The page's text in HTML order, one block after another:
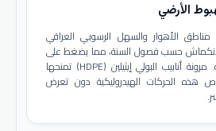
الأرضي
مناطق الأهوار والسهل الرسوبي العراقي
حسب فصول السنة، مما يضغط على
شبكات الأنابيب المدفونة. مرونة أنابيب البولي إيثيلين (HDPE) تمنحها
هذه الحركات الهيدروليكية دون تعرض